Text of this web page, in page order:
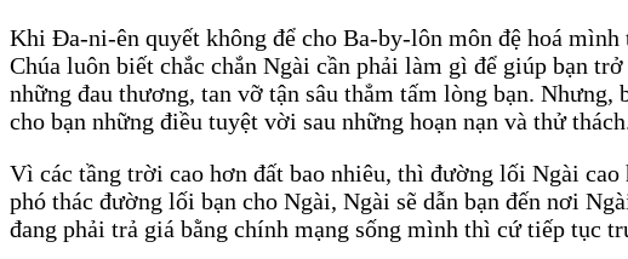
Khi Đa-ni-ên quyết không để cho Ba-by-lôn môn đệ hoá
Chúa luôn biết chắc chắn Ngài cần phải làm gì để giúp bạn
những đau thương, tan vỡ tận sâu thẳm tấm lòng bạn.
cho bạn những điều tuyệt vời sau những hoạn nạn và thử
Vì các tầng trời cao hơn đất bao nhiêu, thì đường lối Ngài
phó thác đường lối bạn cho Ngài, Ngài sẽ dẫn bạn đến nơi
đang phải trả giá bằng chính mạng sống mình thì cứ tiếp tục